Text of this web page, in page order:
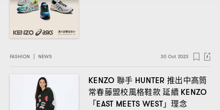
FASHION | NEWS 30 Oct 2023
KENZO 聯手 HUNTER推出中高筒
常春藤盟校風格鞋款 延續 KENZO
「EAST MEETS WEST」理念